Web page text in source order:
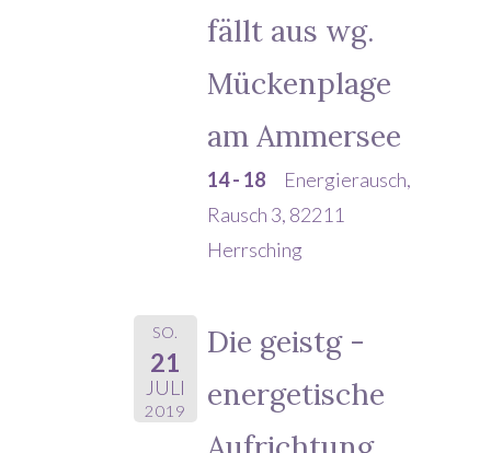
fällt aus wg.
Mückenplage
am Ammersee
14 - 18
Energierausch,
Rausch 3, 82211
Herrsching
SO.
21
JULI
2019
Die geistg -
energetische